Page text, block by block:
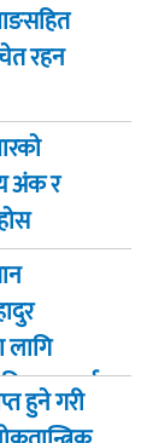
रहन
अंक र
थापालाई
हुने गरी